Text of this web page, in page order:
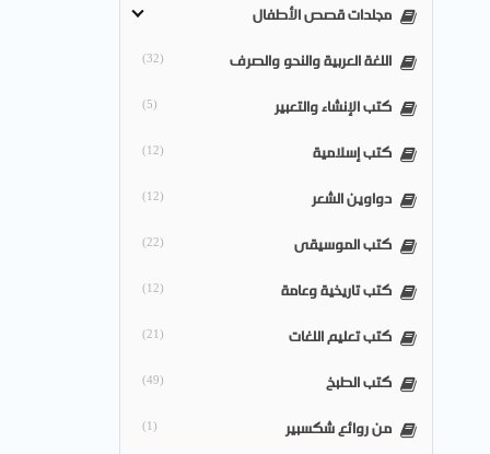
مجلدات قصص الأطفال
اللغة العربية والنحو والصرف
(32)
كتب الإنشاء والتعبير (5)
كتب إسلامية (12)
دواوين الشعر (12)
كتب الموسيقى (22)
كتب تاريخية وعامة (12)
كتب تعليم اللغات (21)
كتب الطبخ (49)
من روائع شكسبير (1)